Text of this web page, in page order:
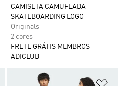
CAMISETA CAMUFLADA
SKATEBOARDING LOGO
Originals
2 cores
FRETE GRÁTIS MEMBROS
ADICLUB
Adicionar à Lista de Desejos